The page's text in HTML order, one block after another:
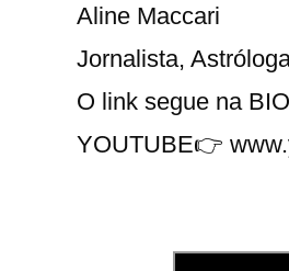
Aline Maccari
Jornalista,
O link segue na
YOUTUBE👉